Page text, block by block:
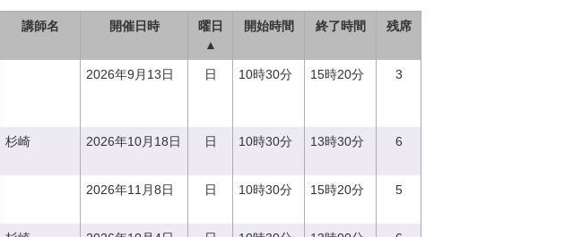
講師名 開催日時
曜日
▲
開始時間 終了時間 残席
2026年9月13日 日 10時30分 15時20分 3
杉崎 2026年10月18日 日 10時30分 13時30分 6
2026年11月8日 日 10時30分 15時20分 5